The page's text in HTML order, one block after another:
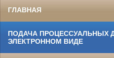
ГЛАВНАЯ
ПОДАЧА ПРОЦЕССУАЛЬНЫХ
ЭЛЕКТРОННОМ ВИДЕ